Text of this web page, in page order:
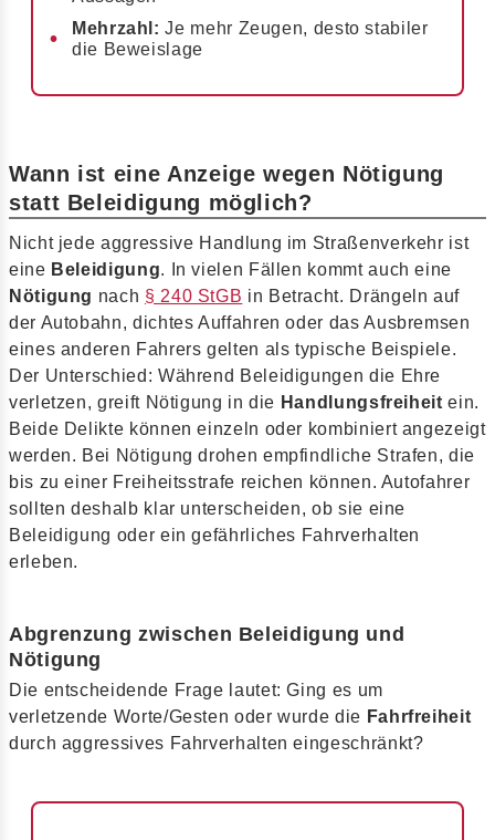
Mehrzahl: Je mehr Zeugen, desto stabiler
die Beweislage
Wann ist eine Anzeige wegen Nötigung
statt Beleidigung möglich?
Nicht jede aggressive Handlung im Straßenverkehr ist
eine Beleidigung. In vielen Fällen kommt auch eine
Nötigung nach § 240 StGB in Betracht. Drängeln auf
der Autobahn, dichtes Auffahren oder das Ausbremsen
eines anderen Fahrers gelten als typische Beispiele.
Der Unterschied: Während Beleidigungen die Ehre
verletzen, greift Nötigung in die Handlungsfreiheit ein.
Beide Delikte können einzeln oder kombiniert angezeigt
werden. Bei Nötigung drohen empfindliche Strafen, die
bis zu einer Freiheitsstrafe reichen können. Autofahrer
sollten deshalb klar unterscheiden, ob sie eine
Beleidigung oder ein gefährliches Fahrverhalten
erleben.
Abgrenzung zwischen Beleidigung und
Nötigung
Die entscheidende Frage lautet: Ging es um
verletzende Worte/Gesten oder wurde die Fahrfreiheit
durch aggressives Fahrverhalten eingeschränkt?